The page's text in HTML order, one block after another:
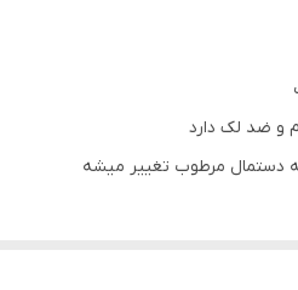
و ضد لک دارد
دستمال مرطوب تغییر میشه